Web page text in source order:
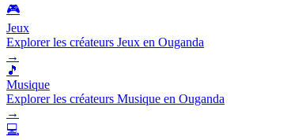
🎮
Jeux
Explorer les créateurs Jeux en Ouganda
→
🎵
Musique
Explorer les créateurs Musique en Ouganda
→
💻